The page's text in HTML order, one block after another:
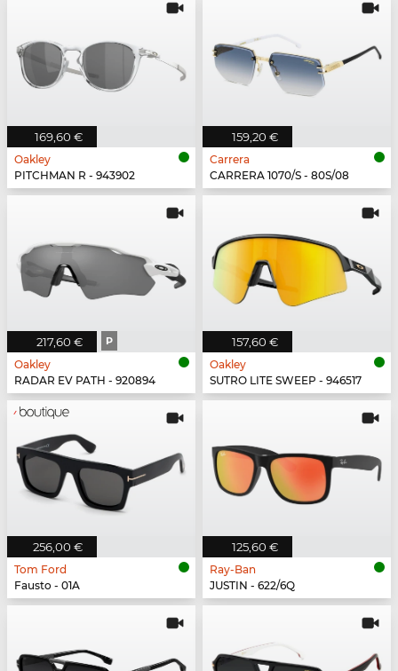
169,60 €
Oakley
PITCHMAN R - 943902
159,20 €
Carrera
CARRERA 1070/S - 80S/08
217,60 € P
Oakley
RADAR EV PATH - 920894
157,60 €
Oakley
SUTRO LITE SWEEP - 946517
256,00 €
Tom Ford
Fausto - 01A
125,60 €
Ray-Ban
JUSTIN - 622/6Q